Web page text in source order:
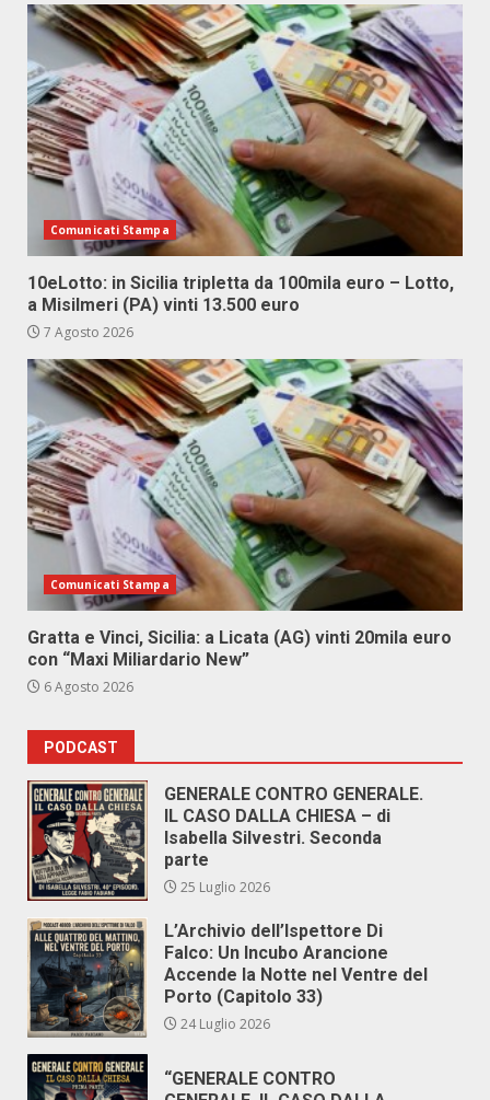
Comunicati Stampa
10eLotto: in Sicilia tripletta da 100mila euro – Lotto,
a Misilmeri (PA) vinti 13.500 euro
7 Agosto 2026
Comunicati Stampa
Gratta e Vinci, Sicilia: a Licata (AG) vinti 20mila euro
con “Maxi Miliardario New”
6 Agosto 2026
PODCAST
GENERALE CONTRO GENERALE.
IL CASO DALLA CHIESA – di
Isabella Silvestri. Seconda
parte
25 Luglio 2026
L’Archivio dell’Ispettore Di
Falco: Un Incubo Arancione
Accende la Notte nel Ventre del
Porto (Capitolo 33)
24 Luglio 2026
“GENERALE CONTRO